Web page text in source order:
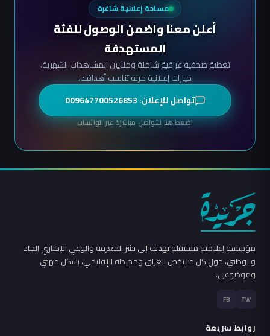
مساحة إعلانية شاغرة
أعلن معنا واضمن الوصول للفئة
المستهدفة
تغطية صحفية عراقية شاملة وملايين المشاهدات الشهرية.
خيارات إعلانية مرنة تناسب أهدافك.
تواصل للإعلان: 009647700526853
اضغط هنا للتواصل مباشرة عبر الواتساب
مؤسسة إعلامية مستقلة تهدف إلى نشر المعرفة والوعي الإخباري الجاد
والوطني، حول كل ما يخص العراق ومحيطه الإقليمي، بشكل مهني
وموضوعي.
TW
FB
روابط سريعة